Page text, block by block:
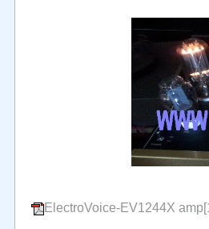
ElectroVoice-EV1244X